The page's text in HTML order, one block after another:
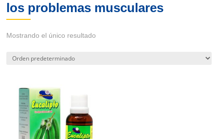
los problemas musculares
Mostrando el único resultado